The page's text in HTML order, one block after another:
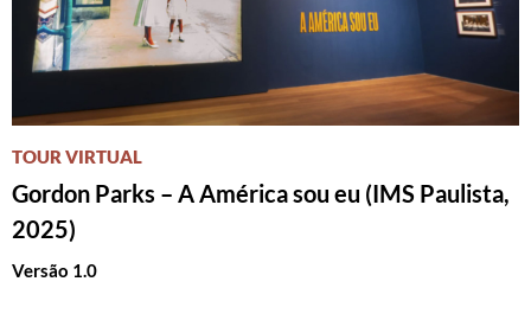
TOUR VIRTUAL
Gordon Parks – A América sou eu (IMS Paulista,
2025)
Versão 1.0